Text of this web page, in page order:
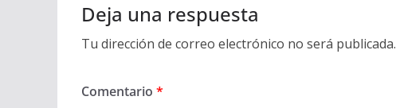
Deja una respuesta
Tu dirección de correo electrónico no será publicada.
Comentario *